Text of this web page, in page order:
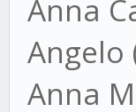
Anna
Angelo
Anna